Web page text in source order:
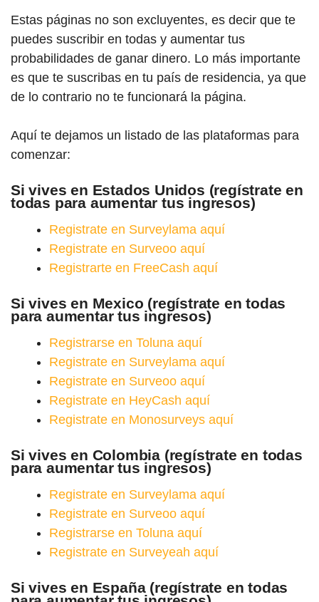
Estas páginas no son excluyentes, es decir que te
puedes suscribir en todas y aumentar tus
probabilidades de ganar dinero. Lo más importante
es que te suscribas en tu país de residencia, ya que
de lo contrario no te funcionará la página.
Aquí te dejamos un listado de las plataformas para
comenzar:
Si vives en Estados Unidos (regístrate en
todas para aumentar tus ingresos)
Registrate en Surveylama aquí
Registrate en Surveoo aquí
Registrarte en FreeCash aquí
Si vives en Mexico (regístrate en todas
para aumentar tus ingresos)
Registrarse en Toluna aquí
Registrate en Surveylama aquí
Registrate en Surveoo aquí
Registrate en HeyCash aquí
Registrate en Monosurveys aquí
Si vives en Colombia (regístrate en todas
para aumentar tus ingresos)
Registrate en Surveylama aquí
Registrate en Surveoo aquí
Registrarse en Toluna aquí
Registrate en Surveyeah aquí
Si vives en España (regístrate en todas